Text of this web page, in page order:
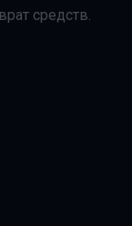
средств.